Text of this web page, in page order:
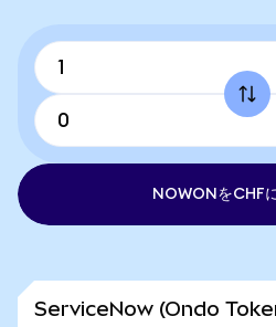
NOWONをCHF
ServiceNow (Ondo